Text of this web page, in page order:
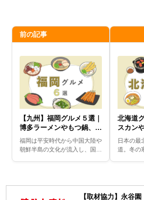
前の記事
【九州】福岡グルメ５選｜
博多ラーメンやもつ鍋、ぐ
るぐる鶏皮などの名物をご
紹介
福岡は平安時代から中国大陸や
朝鮮半島の文化が流入し、国際
を使った独自の料理が...
北海道
スカン
レーな
日本の最
道。冬の
らしてお
【取材協力】永谷園